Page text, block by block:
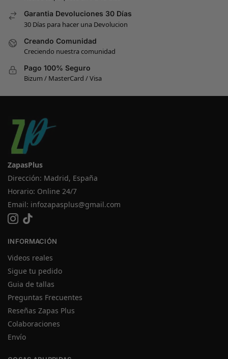
Garantia Devoluciones 30 Días
30 Días para hacer una Devolucion
Creando Comunidad
Creciendo nuestra comunidad
Pago 100% Seguro
Bizum / MasterCard / Visa
ZapasPlus
Dirección: Madrid, España
Horario: Online 24/7
Email: infozapasplus@gmail.com
INFORMACIÓN
Videos reales
Sigue tu pedido
Guia de tallas
Preguntas Frecuentes
Reseñas Zapas Plus
Colaboraciones
Envío